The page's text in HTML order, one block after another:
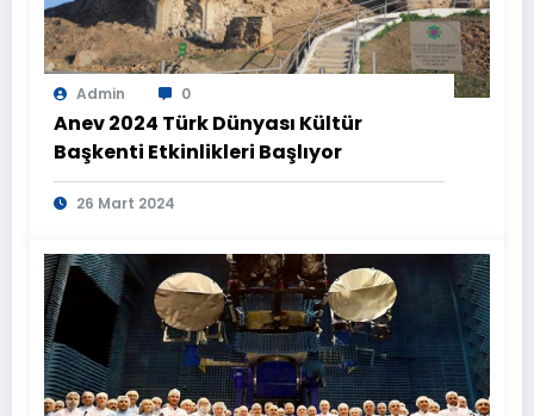
Admin 0
Anev 2024 Türk Dünyası Kültür
Başkenti Etkinlikleri Başlıyor
26 Mart 2024